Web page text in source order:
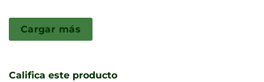
Cargar más
Califica este producto